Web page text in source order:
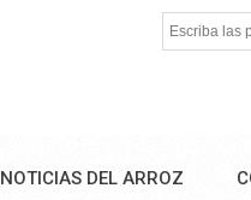
Escriba
NOTICIAS DEL ARROZ